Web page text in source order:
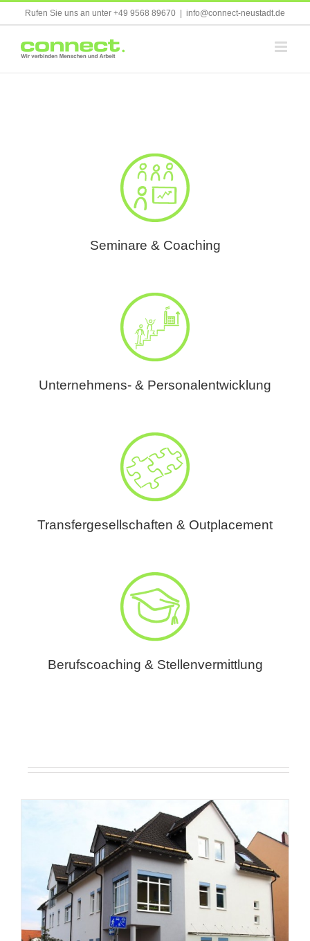
Rufen Sie uns an unter +49 9568 89670 info@connect-neustadt.de
Seminare & Coaching
Unternehmens- & Personalentwicklung
Transfergesellschaften & Outplacement
Berufscoaching & Stellenvermittlung